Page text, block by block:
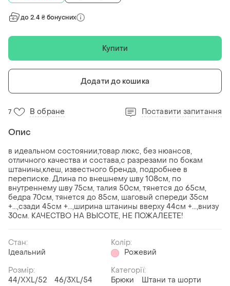
до 2.4 ₴ бонусних
Купити
Додати до кошика
7 В обране Поставити запитання
Опис
в идеальном состоянии,товар люкс, без нюансов,
отличного качества и состава,с разрезами по бокам
штанины,клеш, известного бренда, подробнее в
переписке. Длина по внешнему шву 108см, по
внутреннему шву 75см, талия 50см, тянется до 65см,
бедра 70см, тянется до 85см, шаговый спереди 35см
+...,сзади 45см +...,ширина штанины вверху 44см +...,внизу
30см. КАЧЕСТВО НА ВЫСОТЕ, НЕ ПОЖАЛЕЕТЕ!
Стан:
Ідеальний
Колір:
Рожевий
Розмір:
44/XXL/52
46/3XL/54
Категорії:
Брюки
Штани та шорти